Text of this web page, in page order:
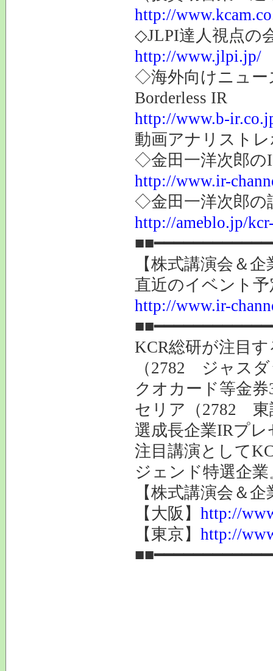
http://
◇JLPI達人視点の
http://www.jlpi.jp/
◇海外向けニュー
Borderless IR
http://www.b-
動画アナリスト
◇金田一洋次郎の
http://www.ir-
◇金田一洋次郎の
http://ameblo.jp/
【株式講演会＆
直近のイベント
http://www.ir-
KCR総研が注目
（2782 ジャス
クオカード等金
セリア（2782 東
選成長企業IRプレ
注目講演として
ジェンド特選企
【株式講演会＆
【大阪】 http://
【東京】 http://